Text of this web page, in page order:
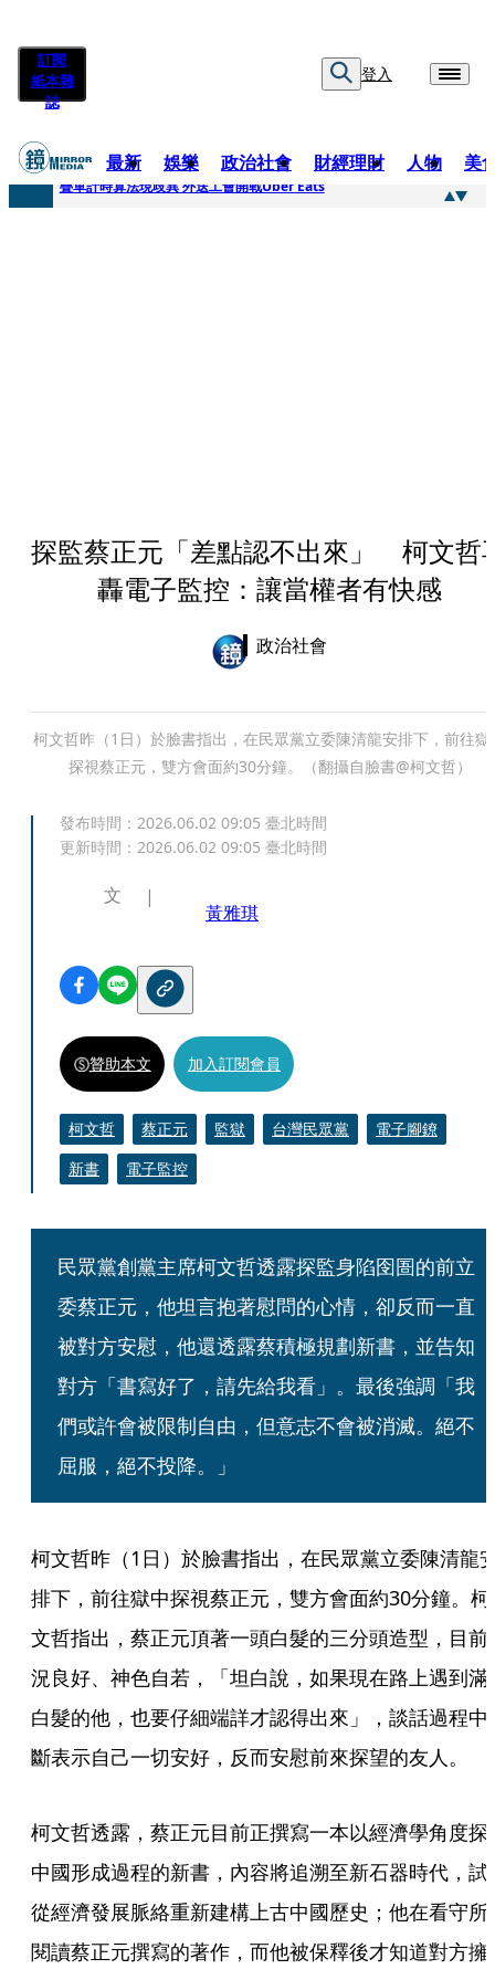
訂閱
紙本雜
誌
登入
最新 娛樂 政治社會 財經理財 人物 美
快訊
疊單計時算法現歧異 外送工會開戰Uber Eats
探監蔡正元「差點認不出來」 柯文哲
轟電子監控：讓當權者有快感
政治社會
柯文哲昨（1日）於臉書指出，在民眾黨立委陳清龍安排下，前往獄
探視蔡正元，雙方會面約30分鐘。（翻攝自臉書@柯文哲）
發布時間： 2026.06.02 09:05 臺北時間
更新時間： 2026.06.02 09:05 臺北時間
文
黃雅琪
贊助本文 加入訂閱會員
柯文哲 蔡正元 監獄 台灣民眾黨
電子腳鐐
新書
電子監控
民眾黨創黨主席柯文哲透露探監身陷囹圄的前立
委蔡正元，他坦言抱著慰問的心情，卻反而一直
被對方安慰，他還透露蔡積極規劃新書，並告知
對方「書寫好了，請先給我看」。最後強調「我
們或許會被限制自由，但意志不會被消滅。絕不
屈服，絕不投降。」
柯文哲昨（1日）於臉書指出，在民眾黨立委陳清龍
排下，前往獄中探視蔡正元，雙方會面約30分鐘。柯
文哲指出，蔡正元頂著一頭白髮的三分頭造型，目前
況良好、神色自若，「坦白說，如果現在路上遇到滿
白髮的他，也要仔細端詳才認得出來」，談話過程中
斷表示自己一切安好，反而安慰前來探望的友人。
柯文哲透露，蔡正元目前正撰寫一本以經濟學角度探
中國形成過程的新書，內容將追溯至新石器時代，試
從經濟發展脈絡重新建構上古中國歷史；他在看守所
閱讀蔡正元撰寫的著作，而他被保釋後才知道對方擁